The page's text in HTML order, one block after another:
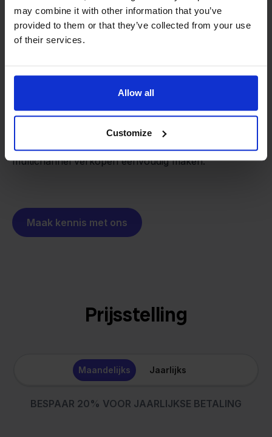
may combine it with other information that you’ve
provided to them or that they’ve collected from your use
of their services.
Allow all
Customize
We groeien gecontroleerd, zonder
investeerders of externe druk.
Van retailer naar
softwarebouwer
Zo is Stockpilot ontstaan. Wat begon als een
oplossing voor ons eigen bedrijf, is inmiddels
uitgegroeid tot een platform voor online verkopers in
multichannel verkopen eenvoudig maken.
Maak kennis met ons
Prijsstelling
Maandelijks Jaarlijks
BESPAAR 20% VOOR JAARLIJKSE BETALING